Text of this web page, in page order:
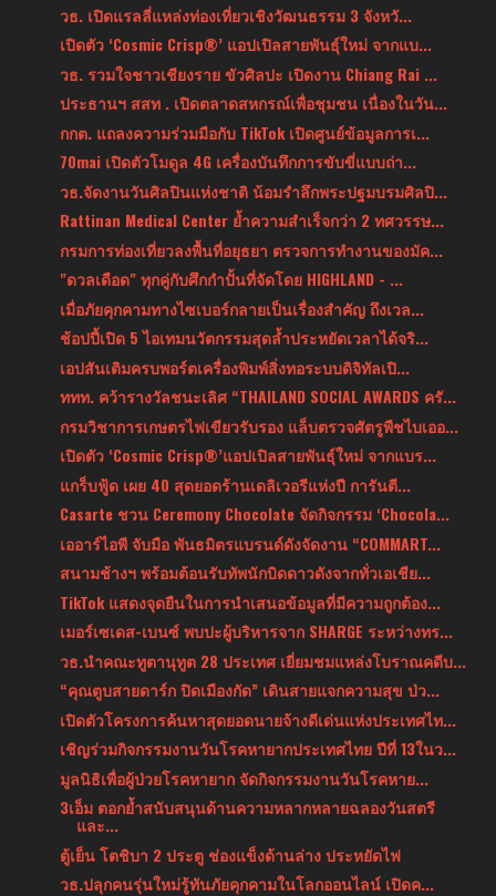
วธ. เปิดแรลลี่แหล่งท่องเที่ยวเชิงวัฒนธรรม 3 จังหวั...
เปิดตัว ‘Cosmic Crisp®’ แอปเปิลสายพันธุ์ใหม่ จากแบ...
วธ. รวมใจชาวเชียงราย ขัวศิลปะ เปิดงาน Chiang Rai ...
ประธานฯ สสท . เปิดตลาดสหกรณ์เพื่อชุมชน เนื่องในวัน...
กกต. แถลงความร่วมมือกับ TikTok เปิดศูนย์ข้อมูลการเ...
70mai เปิดตัวโมดูล 4G เครื่องบันทึกการขับขี่แบบถ่า...
วธ.จัดงานวันศิลปินแห่งชาติ น้อมรำลึกพระปฐมบรมศิลปิ...
Rattinan Medical Center ย้ำความสำเร็จกว่า 2 ทศวรรษ...
กรมการท่องเที่ยวลงพื้นที่อยุธยา ตรวจการทำงานของมัค...
"ดวลเดือด" ทุกคู่กับศึกกำปั้นที่จัดโดย HIGHLAND - ...
เมื่อภัยคุกคามทางไซเบอร์กลายเป็นเรื่องสำคัญ ถึงเวล...
ช้อปปี้เปิด 5 ไอเทมนวัตกรรมสุดล้ำประหยัดเวลาได้จริ...
เอปสันเติมครบพอร์ตเครื่องพิมพ์สิ่งทอระบบดิจิทัลเปิ...
ททท. คว้ารางวัลชนะเลิศ “THAILAND SOCIAL AWARDS ครั...
กรมวิชาการเกษตรไฟเขียวรับรอง แล็บตรวจศัตรูพืชไบเออ...
เปิดตัว ‘Cosmic Crisp®’แอปเปิลสายพันธุ์ใหม่ จากแบร...
แกร็บฟู้ด เผย 40 สุดยอดร้านเดลิเวอรีแห่งปี การันตี...
Casarte ชวน Ceremony Chocolate จัดกิจกรรม ‘Chocola...
เออาร์ไอพี จับมือ พันธมิตรแบรนด์ดังจัดงาน “COMMART...
สนามช้างฯ พร้อมต้อนรับทัพนักบิดดาวดังจากทั่วเอเชีย...
TikTok แสดงจุดยืนในการนำเสนอข้อมูลที่มีความถูกต้อง...
เมอร์เซเดส-เบนซ์ พบปะผู้บริหารจาก SHARGE ระหว่างทร...
วธ.นำคณะทูตานุทูต 28 ประเทศ เยี่ยมชมแหล่งโบราณคดีบ...
“คุณตูบสายดาร์ก ปิดเมืองกัด” เดินสายแจกความสุข ป่ว...
เปิดตัวโครงการค้นหาสุดยอดนายจ้างดีเด่นแห่งประเทศไท...
เชิญร่วมกิจกรรมงานวันโรคหายากประเทศไทย ปีที่ 13ในว...
มูลนิธิเพื่อผู้ป่วยโรคหายาก จัดกิจกรรมงานวันโรคหาย...
3เอ็ม ตอกย้ำสนับสนุนด้านความหลากหลายฉลองวันสตรี
และ...
ตู้เย็น โตชิบา 2 ประตู ช่องแข็งด้านล่าง ประหยัดไฟ
วธ.ปลุกคนรุ่นใหม่รู้ทันภัยคุกคามในโลกออนไลน์ เปิดค...